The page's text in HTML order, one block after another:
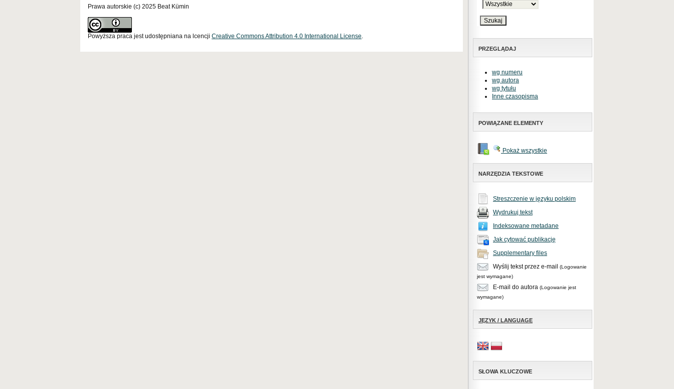
PRZEGLĄDAJ
wg numeru
wg autora
wg tytułu
Inne czasopisma
POWIĄZANE ELEMENTY
Pokaż wszystkie
NARZĘDZIA TEKSTOWE
Streszczenie w języku polskim
Wydrukuj tekst
Indeksowane metadane
Jak cytować publikację
Supplementary files
Wyślij tekst przez e-mail
(Logowanie
jest wymagane)
E-mail do autora (Logowanie jest
wymagane)
JĘZYK / LANGUAGE
SŁOWA KLUCZOWE
Prawa autorskie (c) 2025 Beat Kümin
Powyższa praca jest udostępniana na lcencji Creative Commons Attribution 4.0 International License.